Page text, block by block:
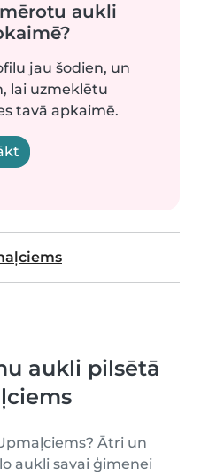
aukli
jau šodien, un
lai uzmeklētu
tavā apkaimē.
aukli pilsētā
Ātri un
aukli savai ģimenei